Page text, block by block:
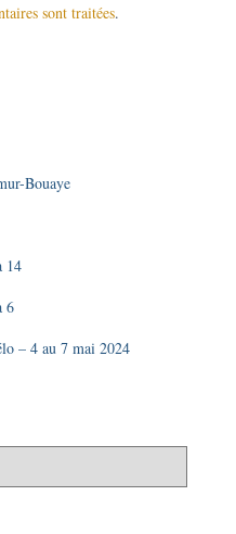
sont traitées.
Bouaye
14
6
– 4 au 7 mai 2024